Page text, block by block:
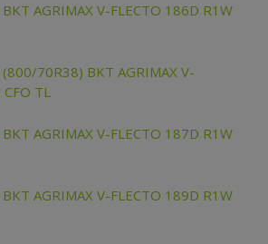
AGRIMAX V-FLECTO 186D R1W
70R38) BKT AGRIMAX V-
TL
AGRIMAX V-FLECTO 187D R1W
AGRIMAX V-FLECTO 189D R1W